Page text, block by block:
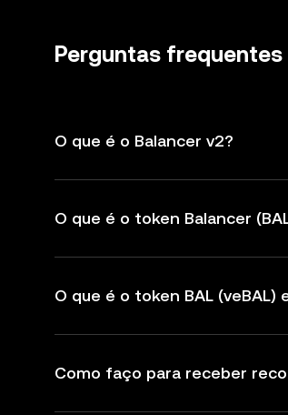
Perguntas frequentes
O que é o Balancer v2?
O que é o token Balancer
O que é o token BAL (veBAL)
Como faço para receber